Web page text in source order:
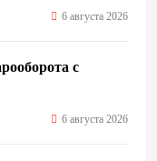
6 августа 2026
с
6 августа 2026